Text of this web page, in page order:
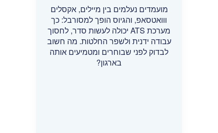
מועמדים נעלמים בין מיילים, אקסלים
ווואטסאפ, והגיוס הופך למסורבל: כך
מערכת ATS יכולה לעשות סדר, לחסוך
עבודה ידנית ולשפר החלטות. מה חשוב
לבדוק לפני שבוחרים ומטמיעים אותה
בארגון?